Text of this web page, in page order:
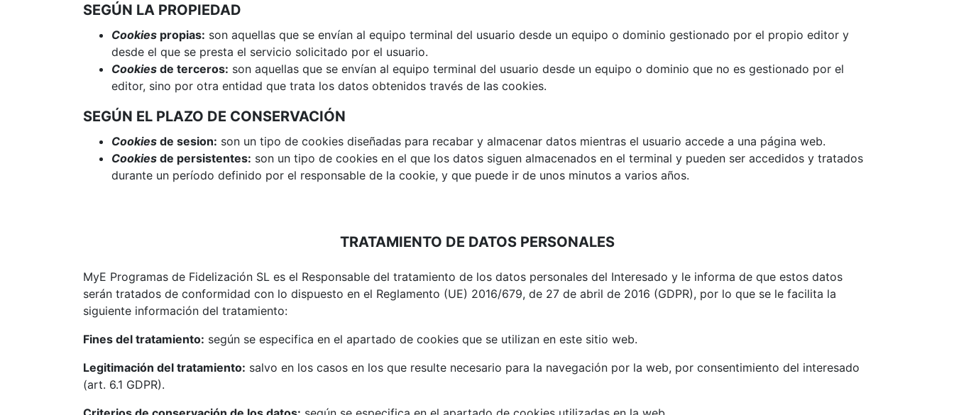
SEGÚN LA PROPIEDAD
Cookies propias: son aquellas que se envían al equipo terminal del usuario desde un equipo o dominio gestionado por el propio editor y
desde el que se presta el servicio solicitado por el usuario.
Cookies de terceros: son aquellas que se envían al equipo terminal del usuario desde un equipo o dominio que no es gestionado por el
editor, sino por otra entidad que trata los datos obtenidos través de las cookies.
SEGÚN EL PLAZO DE CONSERVACIÓN
Cookies de sesion: son un tipo de cookies diseñadas para recabar y almacenar datos mientras el usuario accede a una página web.
Cookies de persistentes: son un tipo de cookies en el que los datos siguen almacenados en el terminal y pueden ser accedidos y tratados
durante un período definido por el responsable de la cookie, y que puede ir de unos minutos a varios años.
TRATAMIENTO DE DATOS PERSONALES
MyE Programas de Fidelización SL es el Responsable del tratamiento de los datos personales del Interesado y le informa de que estos datos
serán tratados de conformidad con lo dispuesto en el Reglamento (UE) 2016/679, de 27 de abril de 2016 (GDPR), por lo que se le facilita la
siguiente información del tratamiento:
Fines del tratamiento: según se especifica en el apartado de cookies que se utilizan en este sitio web.
Legitimación del tratamiento: salvo en los casos en los que resulte necesario para la navegación por la web, por consentimiento del interesado
(art. 6.1 GDPR).